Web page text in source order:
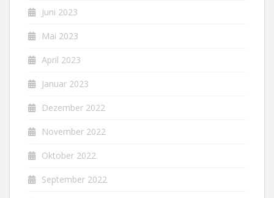
Juni 2023
Mai 2023
April 2023
Januar 2023
Dezember 2022
November 2022
Oktober 2022
September 2022